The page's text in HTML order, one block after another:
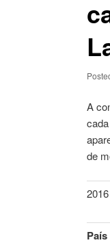
A
de
2016
País